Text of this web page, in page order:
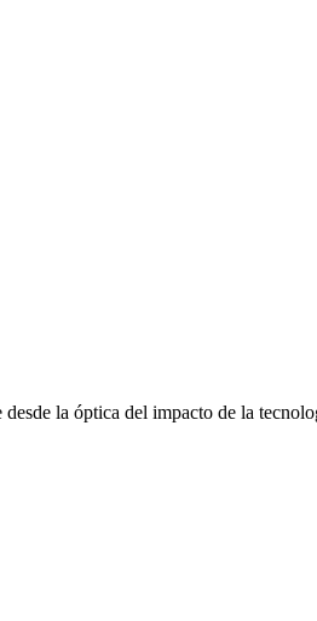
desde la óptica del impacto de la